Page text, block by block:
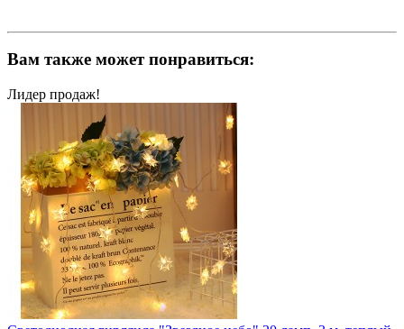
Вам также может понравиться:
Лидер продаж!